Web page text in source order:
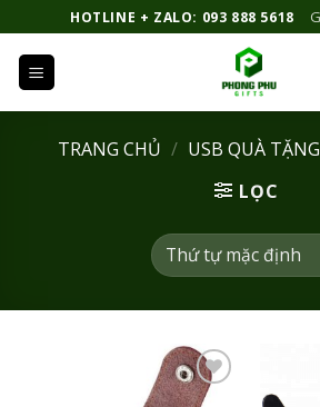
qua
dung
HOTLINE + ZALO: 093 888 5618
TRANG CHỦ / USB QUÀ TẶNG
LỌC
Add to